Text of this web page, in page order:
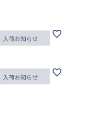
入荷お知らせ
入荷お知らせ